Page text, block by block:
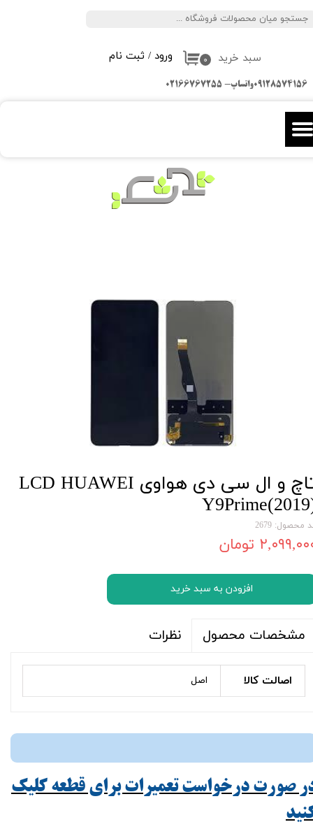
ورود / ثبت نام
تغییر گذر واژه
سفارشات
خروج از حساب کاربری
۰ سبد خرید
تاچ و ال سی دی هواوی LCD HUAWEI
محصول: 2679
تومان
افزودن به سبد خرید
مشخصات محصول نظرات
اصالت کالا اصل
صورت درخواست تعمیرات برای قطعه کلیک